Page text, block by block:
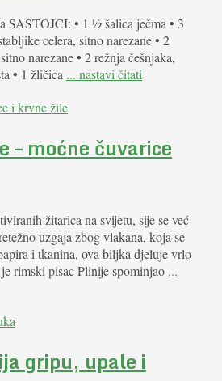
SASTOJCI: • 1 ½ šalica ječma • 3
celera, sitno narezane • 2
narezane • 2 režnja češnjaka,
• 1 žličica ... nastavi čitati
– moćne čuvarice
žitarica na svijetu, sije se već
uzgaja zbog vlakana, koja se
i tkanina, ova biljka djeluje vrlo
rimski pisac Plinije spominjao ...
gripu, upale i